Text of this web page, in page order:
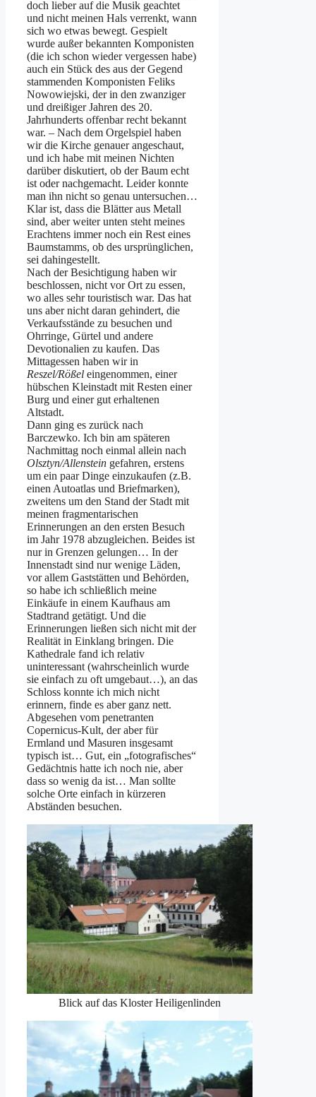
doch lieber auf die Musik geachtet
und nicht meinen Hals verrenkt, wann
sich wo etwas bewegt. Gespielt
wurde außer bekannten Komponisten
(die ich schon wieder vergessen habe)
auch ein Stück des aus der Gegend
stammenden Komponisten Feliks
Nowowiejski, der in den zwanziger
und dreißiger Jahren des 20.
Jahrhunderts offenbar recht bekannt
war. – Nach dem Orgelspiel haben
wir die Kirche genauer angeschaut,
und ich habe mit meinen Nichten
darüber diskutiert, ob der Baum echt
ist oder nachgemacht. Leider konnte
man ihn nicht so genau untersuchen…
Klar ist, dass die Blätter aus Metall
sind, aber weiter unten steht meines
Erachtens immer noch ein Rest eines
Baumstamms, ob des ursprünglichen,
sei dahingestellt.
Nach der Besichtigung haben wir
beschlossen, nicht vor Ort zu essen,
wo alles sehr touristisch war. Das hat
uns aber nicht daran gehindert, die
Verkaufsstände zu besuchen und
Ohrringe, Gürtel und andere
Devotionalien zu kaufen. Das
Mittagessen haben wir in
Reszel/Rößel eingenommen, einer
hübschen Kleinstadt mit Resten einer
Burg und einer gut erhaltenen
Altstadt.
Dann ging es zurück nach
Barczewko. Ich bin am späteren
Nachmittag noch einmal allein nach
Olsztyn/Allenstein gefahren, erstens
um ein paar Dinge einzukaufen (z.B.
einen Autoatlas und Briefmarken),
zweitens um den Stand der Stadt mit
meinen fragmentarischen
Erinnerungen an den ersten Besuch
im Jahr 1978 abzugleichen. Beides ist
nur in Grenzen gelungen… In der
Innenstadt sind nur wenige Läden,
vor allem Gaststätten und Behörden,
so habe ich schließlich meine
Einkäufe in einem Kaufhaus am
Stadtrand getätigt. Und die
Erinnerungen ließen sich nicht mit der
Realität in Einklang bringen. Die
Kathedrale fand ich relativ
uninteressant (wahrscheinlich wurde
sie einfach zu oft umgebaut…), an das
Schloss konnte ich mich nicht
erinnern, finde es aber ganz nett.
Abgesehen vom penetranten
Copernicus-Kult, der aber für
Ermland und Masuren insgesamt
typisch ist… Gut, ein „fotografisches“
Gedächtnis hatte ich noch nie, aber
dass so wenig da ist… Man sollte
solche Orte einfach in kürzeren
Abständen besuchen.
Blick auf das Kloster Heiligenlinden